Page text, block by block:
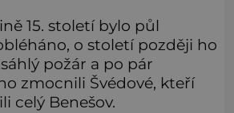
15. století bylo půl
o století později ho
požár a po pár
zmocnili Švédové, kteří
celý Benešov.